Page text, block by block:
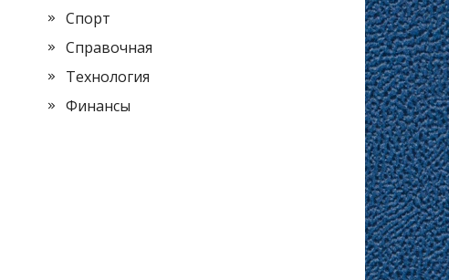
Спорт
Справочная
Технология
Финансы